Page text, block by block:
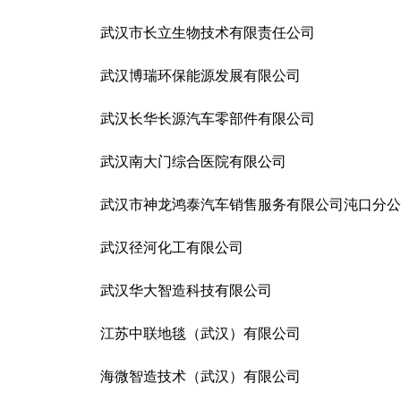
武汉市长立生物技术有限责任公司
武汉博瑞环保能源发展有限公司
武汉长华长源汽车零部件有限公司
武汉南大门综合医院有限公司
武汉市神龙鸿泰汽车销售服务有限公司沌口分
武汉径河化工有限公司
武汉华大智造科技有限公司
江苏中联地毯（武汉）有限公司
海微智造技术（武汉）有限公司